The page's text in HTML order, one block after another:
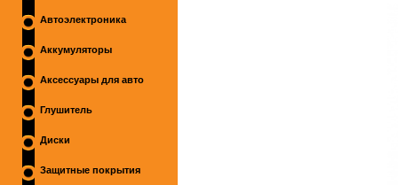
Автоэлектроника
Аккумуляторы
Аксессуары для авто
Глушитель
Диски
Защитные покрытия